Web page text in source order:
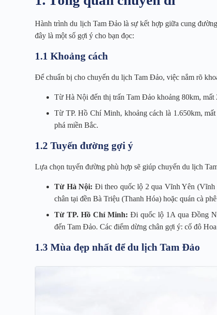
Hành trình du lịch Tam Đảo là sự kết hợp giữa cung
đây là một số gợi ý cho bạn đọc:
1.1 Khoảng cách
Để chuẩn bị cho chuyến du lịch Tam Đảo, việc nắm rõ
Từ Hà Nội đến thị trấn Tam Đảo khoảng 80km,
Từ TP. Hồ Chí Minh, khoảng cách là 1.650km,
phá miền Bắc.
1.2 Tuyến đường gợi ý
Lựa chọn tuyến đường phù hợp sẽ giúp chuyến du lịch
Từ Hà Nội: Đi theo quốc lộ 2 qua Vĩnh Yên (Vĩnh
chân tại đền Bà Triệu (Thanh Hóa) hoặc quán cà
Từ TP. Hồ Chí Minh: Đi quốc lộ 1A qua Đồng
đến Tam Đảo. Các điểm dừng chân gợi ý: cố đô
1.3 Mùa đẹp nhất để du lịch Tam Đảo